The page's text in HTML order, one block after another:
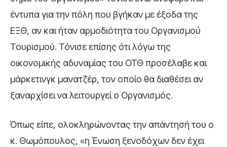
έντυπα για την πόλη που βγήκαν με έξοδα της
ΕΞΘ, αν και ήταν αρμοδιότητα του Οργανισμού
Τουρισμού. Τόνισε επίσης ότι λόγω της
οικονομικής αδυναμίας του ΟΤΘ προσέλαβε και
μάρκετινγκ μανατζέρ, τον οποίο θα διαθέσει αν
ξαναρχίσει να λειτουργεί ο Οργανισμός.
Όπως είπε, ολοκληρώνοντας την απάντησή του ο
κ. Θωμόπουλος, «η Ένωση ξενοδόχων δεν έχει